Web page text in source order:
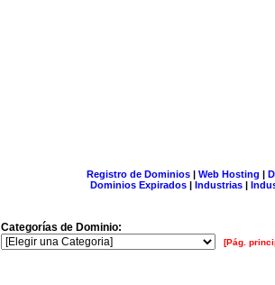
Registro de Dominios| Web Hosting |
Dominios Expirados | Industrias |
Categorías de Dominio:
[Pág.